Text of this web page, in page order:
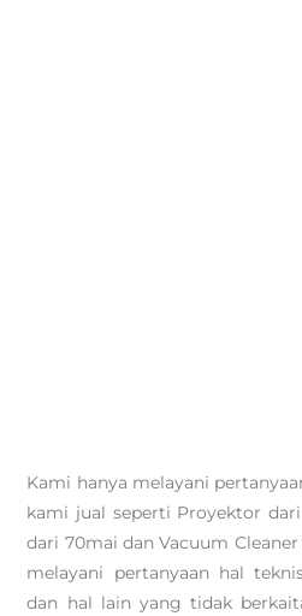
Kami hanya melayani
kami jual seperti Proyektor
dari 70mai dan Vacuum
melayani pertanyaan hal
dan hal lain yang tidak